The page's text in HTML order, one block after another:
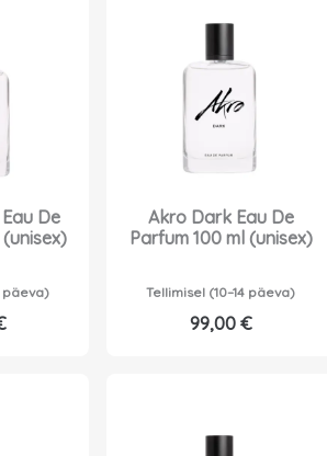
De
päeva)
Akro Dark Eau De
Parfum 100 ml (unisex)
Tellimisel (10–14 päeva)
99,00 €